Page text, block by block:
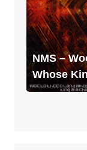
O
Land
Whose
King
Is
Child
NMS –
Whose